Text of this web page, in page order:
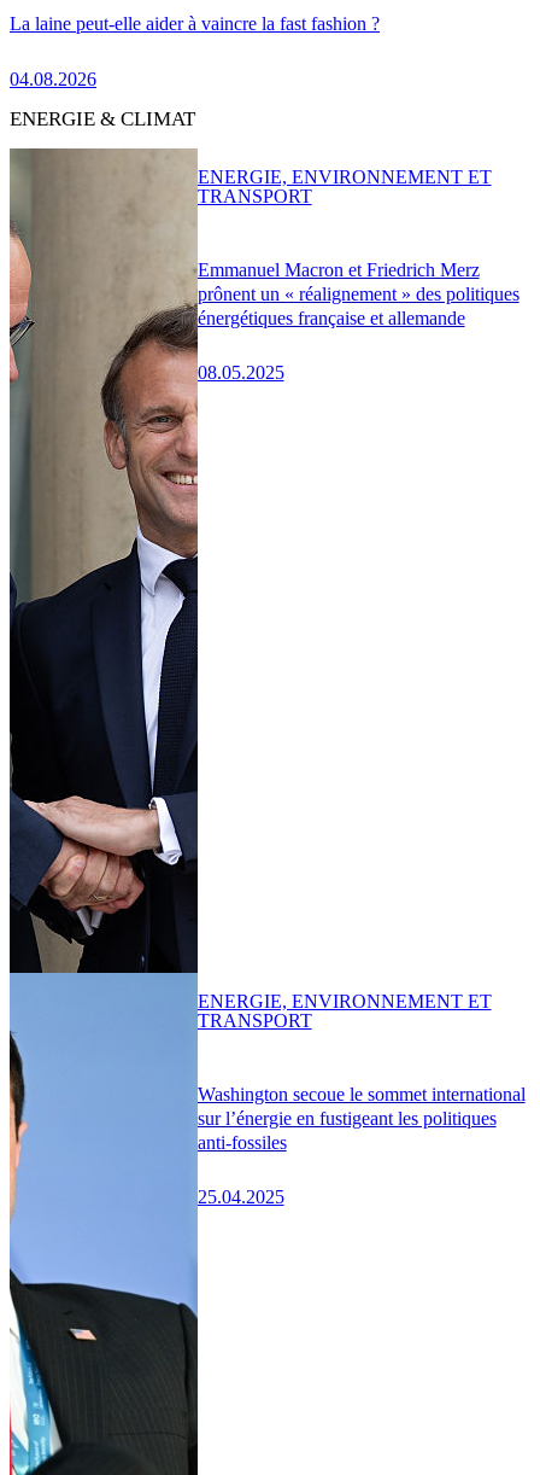
La laine peut-elle aider à vaincre la fast fashion ?
04.08.2026
ENERGIE & CLIMAT
Emmanuel Macron et Friedrich Merz
prônent un « réalignement » des politiques
énergétiques française et allemande
08.05.2025
ENERGIE, ENVIRONNEMENT ET
TRANSPORT
Washington secoue le sommet international
sur l’énergie en fustigeant les politiques
anti-fossiles
25.04.2025
ENERGIE, ENVIRONNEMENT ET
TRANSPORT